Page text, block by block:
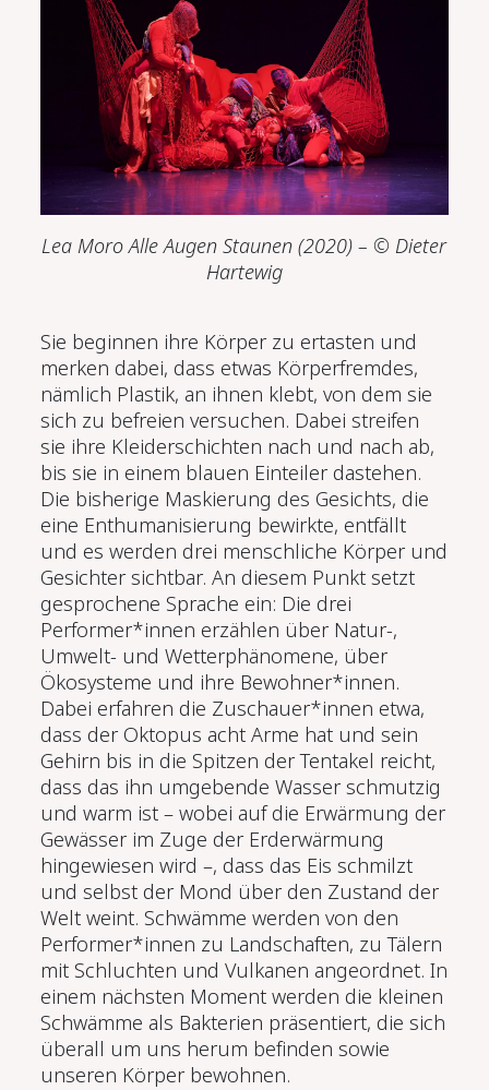
Lea Moro Alle Augen Staunen (2020) – © Dieter
Hartewig
Sie beginnen ihre Körper zu ertasten und
merken dabei, dass etwas Körperfremdes,
nämlich Plastik, an ihnen klebt, von dem sie
sich zu befreien versuchen. Dabei streifen
sie ihre Kleiderschichten nach und nach ab,
bis sie in einem blauen Einteiler dastehen.
Die bisherige Maskierung des Gesichts, die
eine Enthumanisierung bewirkte, entfällt
und es werden drei menschliche Körper und
Gesichter sichtbar. An diesem Punkt setzt
gesprochene Sprache ein: Die drei
Performer*innen erzählen über Natur-,
Umwelt- und Wetterphänomene, über
Ökosysteme und ihre Bewohner*innen.
Dabei erfahren die Zuschauer*innen etwa,
dass der Oktopus acht Arme hat und sein
Gehirn bis in die Spitzen der Tentakel reicht,
dass das ihn umgebende Wasser schmutzig
und warm ist – wobei auf die Erwärmung der
Gewässer im Zuge der Erderwärmung
hingewiesen wird –, dass das Eis schmilzt
und selbst der Mond über den Zustand der
Welt weint. Schwämme werden von den
Performer*innen zu Landschaften, zu Tälern
mit Schluchten und Vulkanen angeordnet. In
einem nächsten Moment werden die kleinen
Schwämme als Bakterien präsentiert, die sich
überall um uns herum befinden sowie
unseren Körper bewohnen.